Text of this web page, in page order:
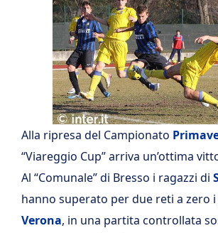
Alla ripresa del Campionato
“Viareggio Cup” arriva un’ottima
Al “Comunale” di Bresso i ragazzi di
hanno superato per due reti a zero
Verona, in una partita controllata